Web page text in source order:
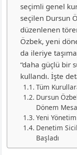
seçimli genel
seçilen Dursun
düzenlenen
Özbek, yeni
da ileriye
“daha güçlü bir
kullandı. İşte
Tüm
Dursun
Dönem
Yeni
Denetim
Başladı